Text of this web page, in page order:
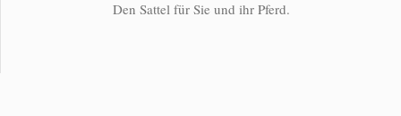
Den Sattel für Sie und ihr Pferd.